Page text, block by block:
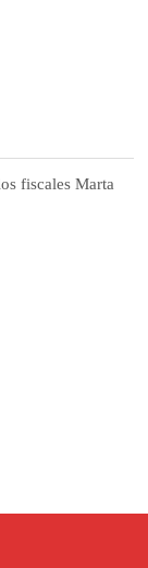
fiscales Marta